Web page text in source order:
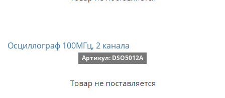
Осциллограф 100МГц, 2 канала
Артикул: DSO5012A